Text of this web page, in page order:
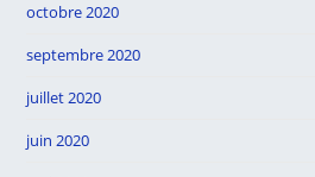
octobre 2020
septembre 2020
juillet 2020
juin 2020